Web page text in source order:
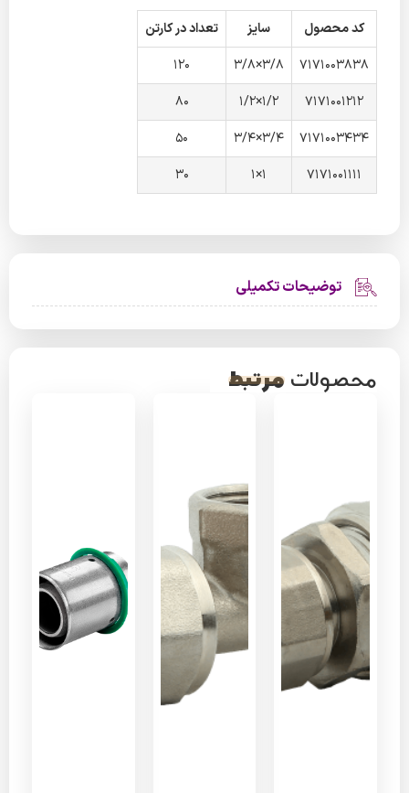
کد محصول سایز
تعداد در کارتن
7171003838
3/8×3/8
120
7171001212
1/2×1/2
80
7171003434
3/4×3/4
50
7171001111
1×1
30
توضیحات تکمیلی
محصولات مرتبط